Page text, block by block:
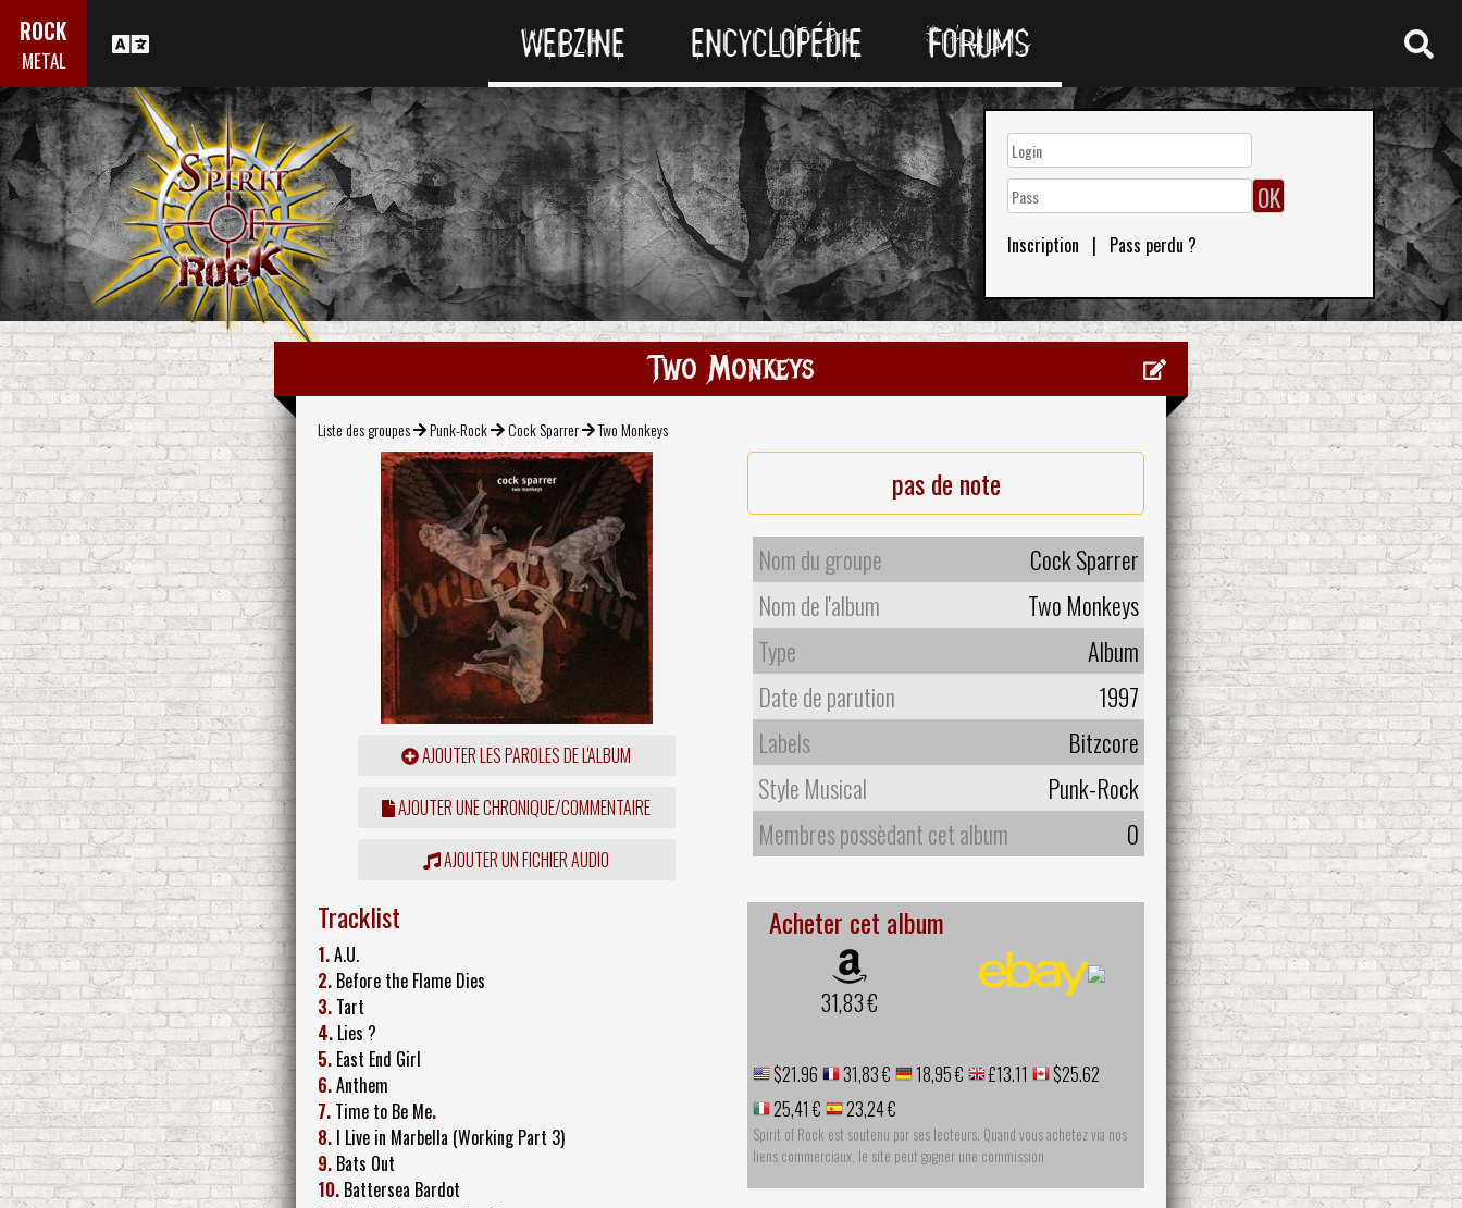
ROCK
METAL WEBZINE ENCYCLOPÉDIE FORUMS
Inscription | Pass perdu ?
Two Monkeys
Liste des groupes Punk-Rock Cock Sparrer Two Monkeys
AJOUTER LES PAROLES DE L'ALBUM
AJOUTER UNE CHRONIQUE/COMMENTAIRE
AJOUTER UN FICHIER AUDIO
pas de note
Nom du groupe
Cock Sparrer
Nom de l'album
Two Monkeys
Type
Album
Date de parution
1997
Labels
Bitzcore
Style Musical
Punk-Rock
Membres possèdant cet album
0
Tracklist
1.A.U.
2. Before the Flame Dies
3. Tart
4. Lies ?
5. East End Girl
6.Anthem
7. Time to Be Me.
8. I Live in Marbella (Working Part 3)
9. Bats Out
10. Battersea Bardot
Acheter cet album
31,83 €
$21.96 31,83 € 18,95 € £13.11
$25.62
25,41 €
23,24 €
Spirit of Rock est soutenu par ses lecteurs. Quand vous achetez via nos
liens commerciaux, le site peut gagner une commission